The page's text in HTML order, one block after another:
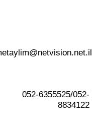
052-6355525/052-
8834122